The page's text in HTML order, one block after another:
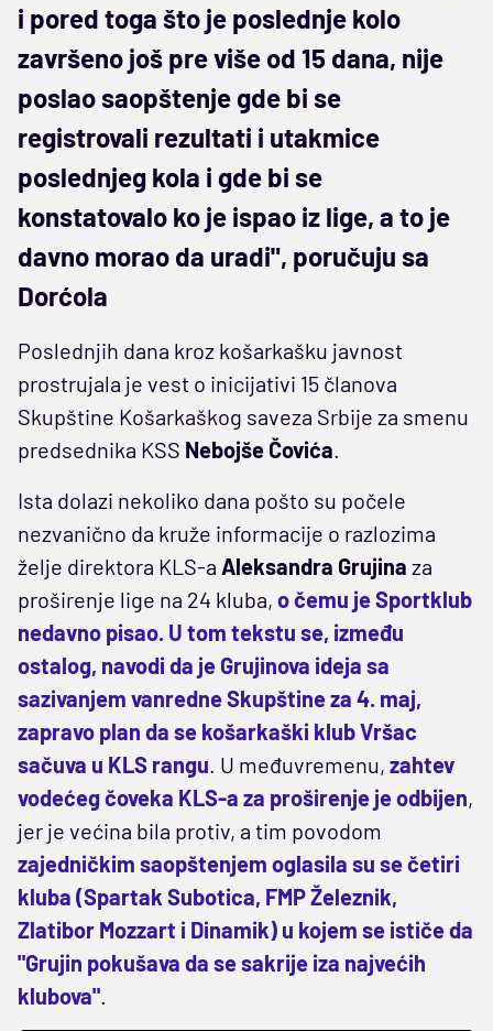
i pored toga što je poslednje kolo
završeno još pre više od 15 dana, nije
poslao saopštenje gde bi se
registrovali rezultati i utakmice
poslednjeg kola i gde bi se
konstatovalo ko je ispao iz lige, a to je
davno morao da uradi", poručuju sa
Dorćola
Poslednjih dana kroz košarkašku javnost
prostrujala je vest o inicijativi 15 članova
Skupštine Košarkaškog saveza Srbije za smenu
predsednika KSS Nebojše Čovića.
Ista dolazi nekoliko dana pošto su počele
nezvanično da kruže informacije o razlozima
želje direktora KLS-a Aleksandra Grujina za
proširenje lige na 24 kluba, o čemu je Sportklub
nedavno pisao. U tom tekstu se, između
ostalog, navodi da je Grujinova ideja sa
sazivanjem vanredne Skupštine za 4. maj,
zapravo plan da se košarkaški klub Vršac
sačuva u KLS rangu. U međuvremenu, zahtev
vodećeg čoveka KLS-a za proširenje je odbijen,
jer je većina bila protiv, a tim povodom
zajedničkim saopštenjem oglasila su se četiri
kluba (Spartak Subotica, FMP Železnik,
Zlatibor Mozzart i Dinamik) u kojem se ističe da
"Grujin pokušava da se sakrije iza najvećih
klubova".